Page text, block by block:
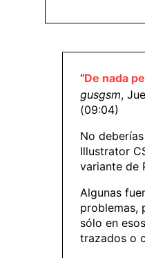
“De nada
gusgsm,
(09:04)
No
Illustrator
variante de
Algunas
problemas,
sólo en
trazados o